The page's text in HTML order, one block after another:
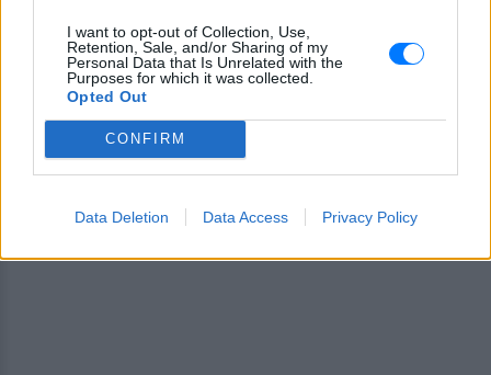
I want to opt-out of Collection, Use,
Retention, Sale, and/or Sharing of my
Personal Data that Is Unrelated with the
Purposes for which it was collected.
Opted Out
CONFIRM
Data Deletion Data Access Privacy Policy